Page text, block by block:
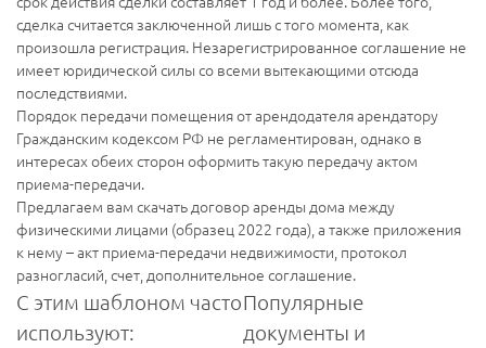
сделка считается заключенной лишь с того момента, как
произошла регистрация. Незарегистрированное соглашение не
имеет юридической силы со всеми вытекающими отсюда
последствиями.
Порядок передачи помещения от арендодателя арендатору
Гражданским кодексом РФ не регламентирован, однако в
интересах обеих сторон оформить такую передачу актом
приема-передачи.
Предлагаем вам скачать договор аренды дома между
физическими лицами (образец 2022 года), а также приложения
к нему – акт приема-передачи недвижимости, протокол
разногласий, счет, дополнительное соглашение.
С этим шаблоном часто
используют:
Популярные
документы и